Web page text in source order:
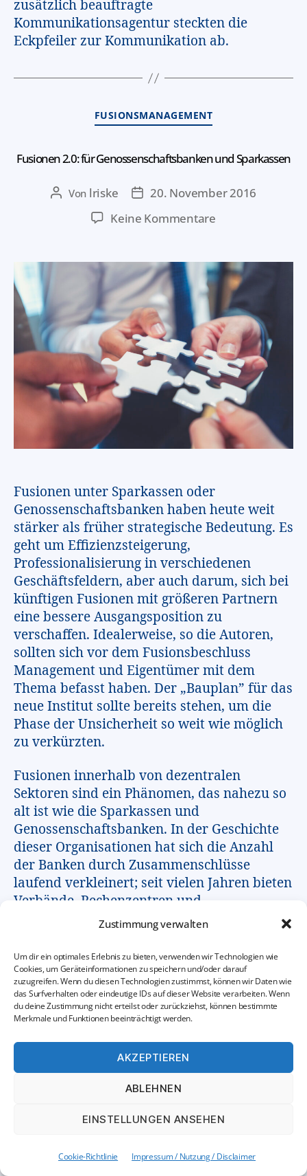
Zustimmung verwalten
Um dir ein optimales Erlebnis zu bieten, verwenden wir Technologien wie
Cookies, um Geräteinformationen zu speichern und/oder darauf
zuzugreifen. Wenn du diesen Technologien zustimmst, können wir Daten wie
das Surfverhalten oder eindeutige IDs auf dieser Website verarbeiten. Wenn
du deine Zustimmung nicht erteilst oder zurückziehst, können bestimmte
Merkmale und Funktionen beeinträchtigt werden.
AKZEPTIEREN
ABLEHNEN
EINSTELLUNGEN ANSEHEN
Cookie-Richtlinie Impressum / Nutzung / Disclaimer
zusätzlich beauftragte
Kommunikationsagentur steckten die
Eckpfeiler zur Kommunikation ab.
FUSIONSMANAGEMENT
Fusionen 2.0: für Genossenschaftsbanken und Sparkassen
Von lriske
20. November 2016
Keine Kommentare
Fusionen unter Sparkassen oder
Genossenschaftsbanken haben heute weit
stärker als früher strategische Bedeutung. Es
geht um Effizienzsteigerung,
Professionalisierung in verschiedenen
Geschäftsfeldern, aber auch darum, sich bei
künftigen Fusionen mit größeren Partnern
eine bessere Ausgangsposition zu
verschaffen. Idealerweise, so die Autoren,
sollten sich vor dem Fusionsbeschluss
Management und Eigentümer mit dem
Thema befasst haben. Der „Bauplan” für das
neue Institut sollte bereits stehen, um die
Phase der Unsicherheit so weit wie möglich
zu verkürzten.
Fusionen innerhalb von dezentralen
Sektoren sind ein Phänomen, das nahezu so
alt ist wie die Sparkassen und
Genossenschaftsbanken. In der Geschichte
dieser Organisationen hat sich die Anzahl
der Banken durch Zusammenschlüsse
laufend verkleinert; seit vielen Jahren bieten
Verbände, Rechenzentren und
Beratungshäuser umfangreiche
Insofern stellt sich die berechtigte Frage,
warum man sich denn ausgerechnet jetzt
mit einem Thesenpapier zu diesem Thema
beschäftigen sollte. Die Gründe dazu sind
vielfältig:
Als erstes bringt die anhaltende
Niedrigzinsphase in Verbindung mit den
steigenden Eigenmittelanforderungen
enormen Konsolidierungsdruck sowohl
der Economies of Scope.